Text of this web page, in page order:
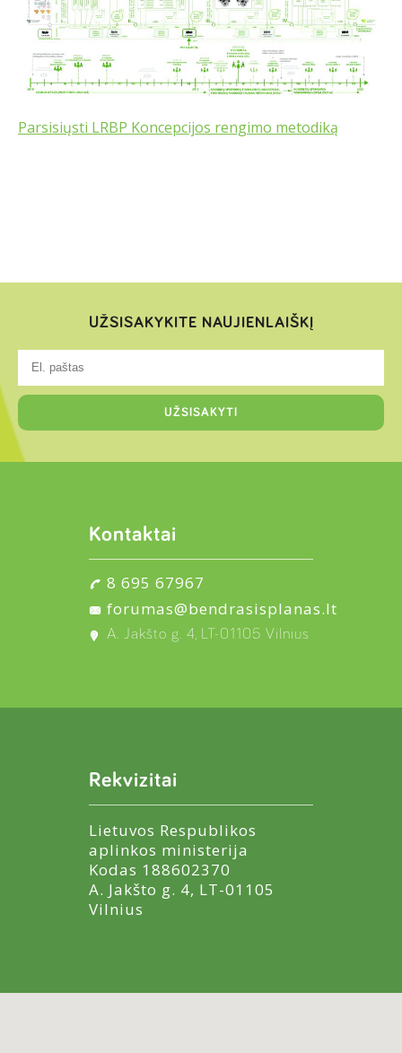
Parsisiųsti LRBP Koncepcijos rengimo metodiką
UŽSISAKYKITE NAUJIENLAIŠKĮ
Kontaktai
8 695 67967
forumas@bendrasisplanas.lt
A. Jakšto g. 4, LT-01105 Vilnius
Rekvizitai
Lietuvos Respublikos
aplinkos ministerija
Kodas 188602370
A. Jakšto g. 4, LT-01105
Vilnius